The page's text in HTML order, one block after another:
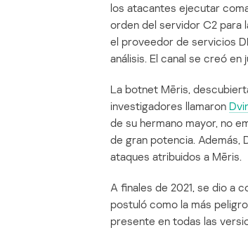
los atacantes ejecutar
orden del servidor C2 para
el proveedor de servicios
análisis. El canal se creó
La botnet Mēris,
investigadores llamaron
de su hermano mayor, no
de gran potencia. Además,
ataques atribuidos a Mēris.
A finales de 2021, se dio a
postuló como la más
presente en todas las